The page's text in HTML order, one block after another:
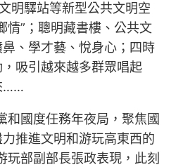
明驛站等新型公共文明空
情”；聰明藏書樓、公共文
、學才藝、悅身心；四時
吸引越來越多群眾唱起
……
和國度任務年夜局，聚焦國
推進文明和游玩高東西的
玩部副部長張政表現，此刻